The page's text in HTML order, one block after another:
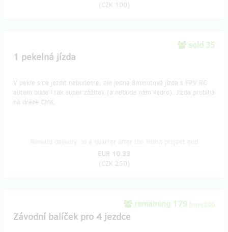
(CZK 100)
sold 35
1 pekelná jízda
V pekle sice jezdit nebudeme, ale jedna 8minutová jízda s FPV RC
autem bude i tak super zážitek (a nebude nám vedro). Jízda probíhá
na dráze CMK.
EUR 10.33
(CZK 250)
remaining 179 from 200
Závodní balíček pro 4 jezdce